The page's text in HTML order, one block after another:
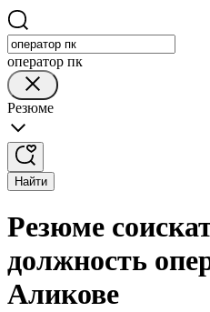
оператор пк
Резюме
Найти
Резюме
должность
Аликове